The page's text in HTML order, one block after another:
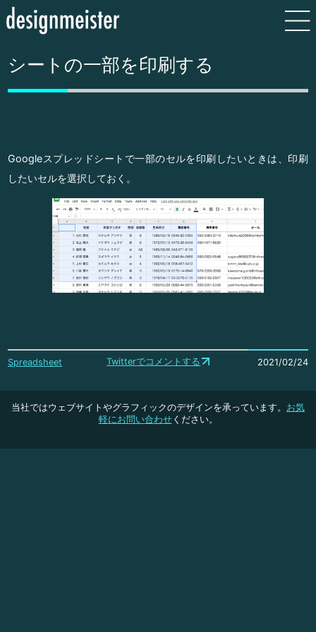
シートの一部を印刷する
Googleスプレッドシートで一部のセルを印刷したいときは、印刷
したいセルを選択しておく。
Spreadsheet Twitterでコメントする 2021/02/24
当社ではウェブサイトやグラフィックのデザインを承っています。 お気
軽にお問い合わせください。